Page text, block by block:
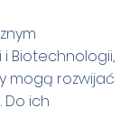
Biotechnologii,
mogą rozwijać
Do ich